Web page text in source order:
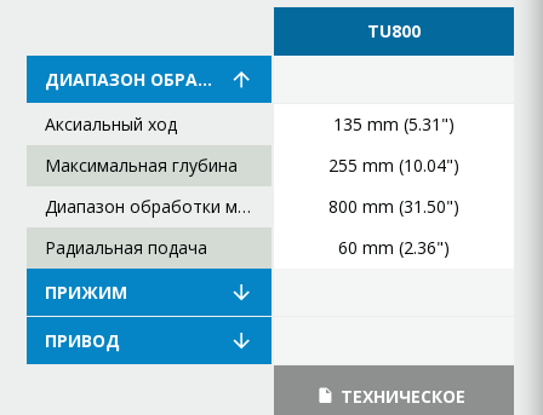
ДИАПАЗОН ОБРАБОТКИ
Аксиальный ход
Максимальная глубина
Диапазон обработки максимальный
Радиальная подача
ПРИЖИМ
ПРИВОД
TU800
135 mm (5.31")
255 mm (10.04")
800 mm (31.50")
60 mm (2.36")
ТЕХНИЧЕСКОЕ